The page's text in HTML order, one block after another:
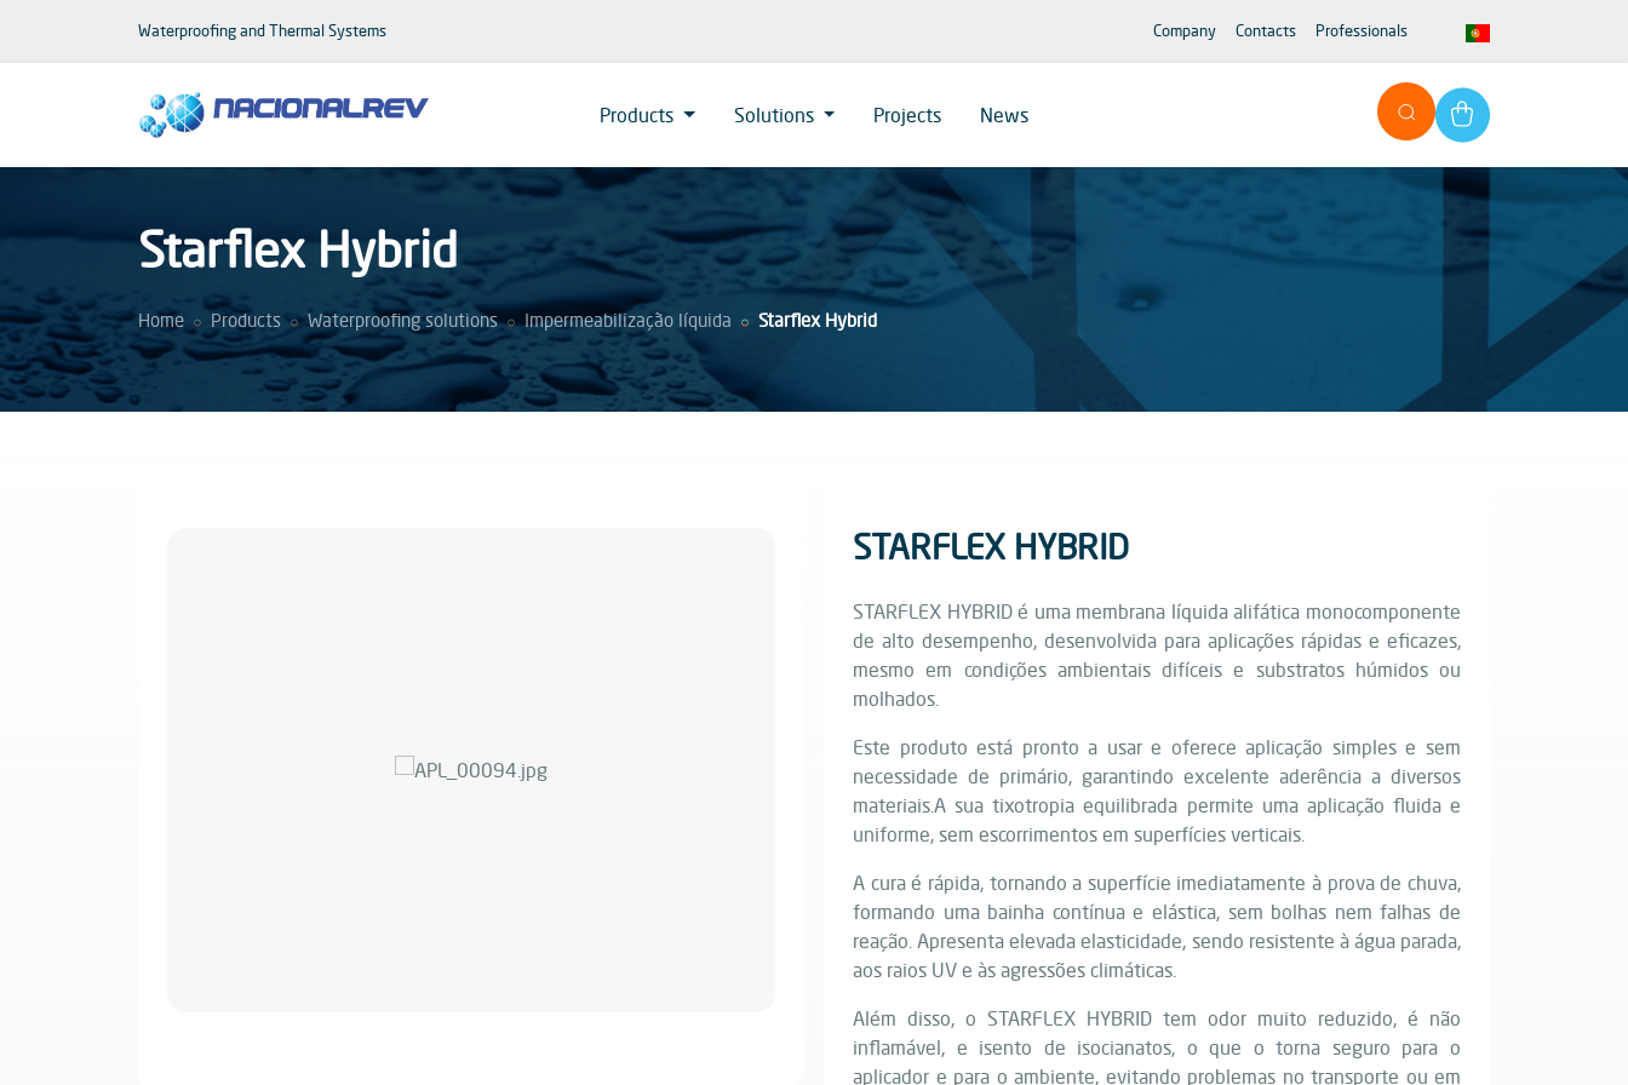
Waterproofing and Thermal Systems Company Contacts Professionals
Products Solutions Projects News
Starflex Hybrid
Home Products Waterproofing solutions Impermeabilização líquida Starflex Hybrid
STARFLEX HYBRID
STARFLEX HYBRID é uma membrana líquida alifática monocomponente
de alto desempenho, desenvolvida para aplicações rápidas e eficazes,
mesmo em condições ambientais difíceis e substratos húmidos ou
molhados.
Este produto está pronto a usar e oferece aplicação simples e sem
necessidade de primário, garantindo excelente aderência a diversos
materiais.A sua tixotropia equilibrada permite uma aplicação fluida e
uniforme, sem escorrimentos em superfícies verticais.
A cura é rápida, tornando a superfície imediatamente à prova de chuva,
formando uma bainha contínua e elástica, sem bolhas nem falhas de
reação. Apresenta elevada elasticidade, sendo resistente à água parada,
aos raios UV e às agressões climáticas.
Além disso, o STARFLEX HYBRID tem odor muito reduzido, é não
inflamável, e isento de isocianatos, o que o torna seguro para o
aplicador e para o ambiente, evitando problemas no transporte ou em